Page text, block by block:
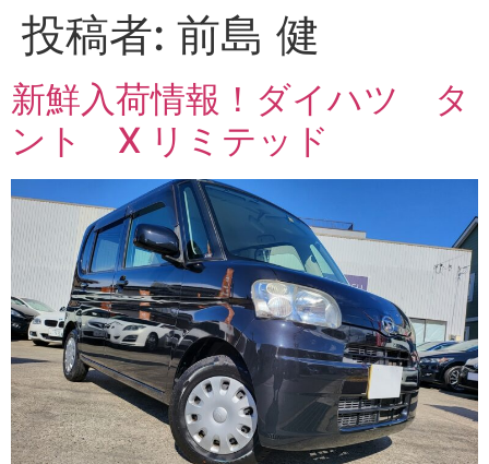
投稿者: 前島 健
新鮮入荷情報！ダイハツ タ
ント X リミテッド